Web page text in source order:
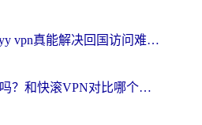
海外党必看：yy vpn真能解决回国访问难题？附云极initap测评+免费方案对比
穿梭VPN好用吗？和快滚VPN对比哪个回国效果更好？海外党选回国加速器必看指南